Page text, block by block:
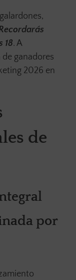
18. A
ganadores
2026 en
de
por